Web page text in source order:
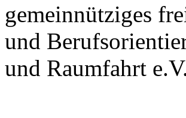
gemeinnütziges
und
und Raumfahrt